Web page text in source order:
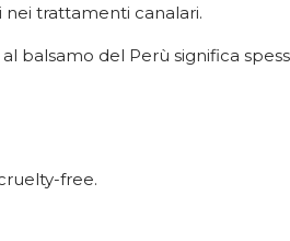
trattamenti canalari.
balsamo del Perù significa
free.